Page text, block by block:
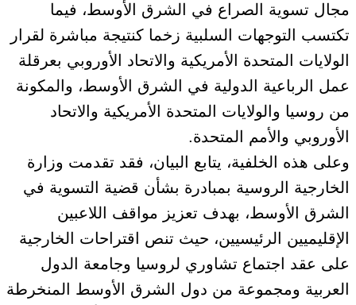
مجال تسوية الصراع في الشرق الأوسط، فيما
تكتسب التوجهات السلبية زخما كنتيجة مباشرة لقرار
الولايات المتحدة الأمريكية والاتحاد الأوروبي بعرقلة
عمل الرباعية الدولية في الشرق الأوسط، والمكونة
من روسيا والولايات المتحدة الأمريكية والاتحاد
الأوروبي والأمم المتحدة.
وعلى هذه الخلفية، يتابع البيان، فقد تقدمت وزارة
الخارجية الروسية بمبادرة بشأن قضية التسوية في
الشرق الأوسط، بهدف تعزيز مواقف اللاعبين
الإقليميين الرئيسيين، حيث تنص اقتراحات الخارجية
على عقد اجتماع تشاوري لروسيا وجامعة الدول
العربية ومجموعة من دول الشرق الأوسط المنخرطة